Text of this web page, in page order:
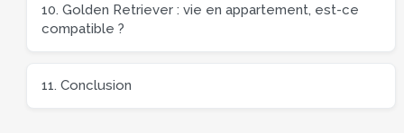
10. Golden Retriever : vie en appartement, est-ce
compatible ?
11. Conclusion